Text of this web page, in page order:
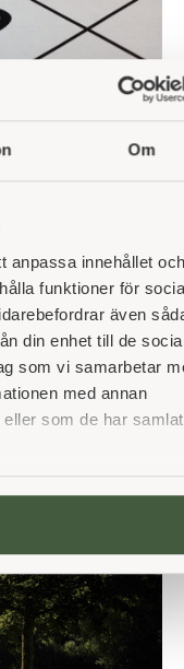
Om
anpassa innehållet och
funktioner för
även
din enhet till de
som vi samarbetar
med annan
som de har
på Öijared